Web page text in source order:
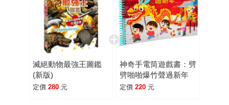
滅絕動物最強王圖鑑
(新版)
定價 280 元
神奇手電筒遊戲書：劈
劈啪啪爆竹聲過新年
定價 220 元